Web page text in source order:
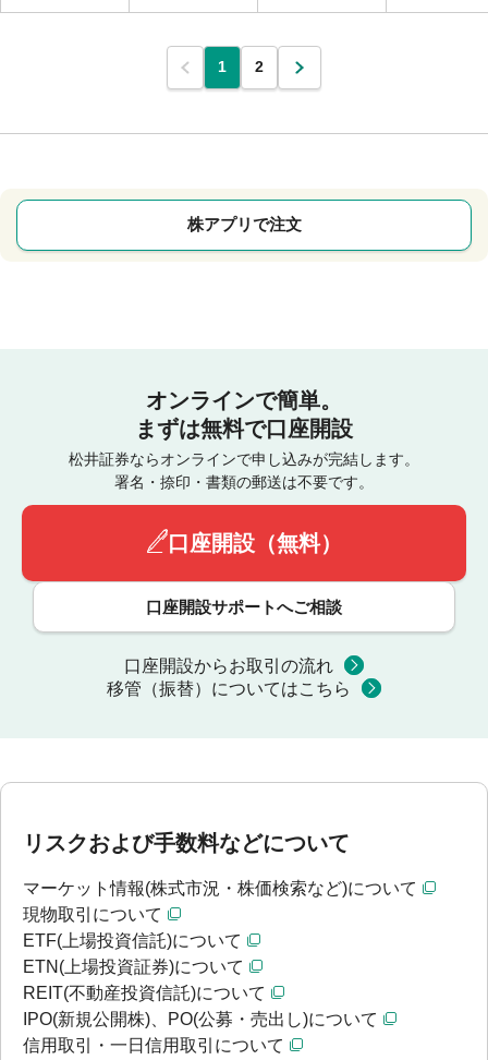
1 2
株アプリで注文
オンラインで簡単。
まずは無料で口座開設
松井証券ならオンラインで申し込みが完結します。
署名・捺印・書類の郵送は不要です。
口座開設（無料）
口座開設サポートへご相談
口座開設からお取引の流れ
移管（振替）についてはこちら
リスクおよび手数料などについて
マーケット情報(株式市況・株価検索など)について
現物取引について
ETF(上場投資信託)について
ETN(上場投資証券)について
REIT(不動産投資信託)について
IPO(新規公開株)、PO(公募・売出し)について
信用取引・一日信用取引について